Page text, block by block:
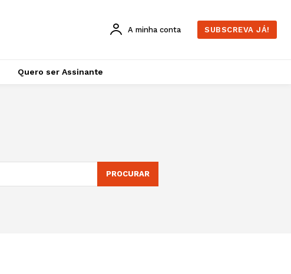
A minha conta SUBSCREVA JÁ!
Quero ser Assinante
PROCURAR